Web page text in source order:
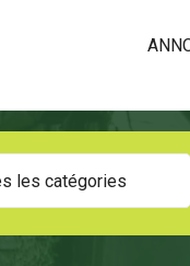
les catégories